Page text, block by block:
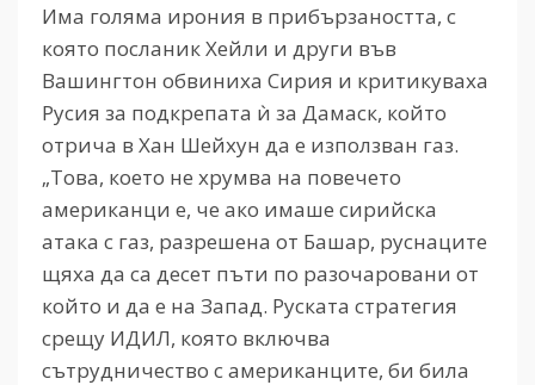
Има голяма ирония в прибързаността, с
която посланик Хейли и други във
Вашингтон обвиниха Сирия и критикуваха
Русия за подкрепата ѝ за Дамаск, който
отрича в Хан Шейхун да е използван газ.
„Това, което не хрумва на повечето
американци е, че ако имаше сирийска
атака с газ, разрешена от Башар, руснаците
щяха да са десет пъти по разочаровани от
който и да е на Запад. Руската стратегия
срещу ИДИЛ, която включва
сътрудничество с американците, би била